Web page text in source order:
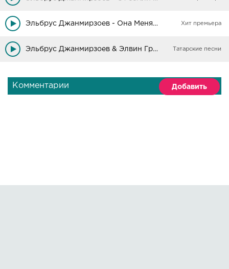
Эльбрус Джанмирзоев - Она Меня Околдовала (SAV4UN Remix Tik-Tok) Хит премьера
Эльбрус Джанмирзоев & Элвин Грей - Пошёл налево Татарские песни
Комментарии Добавить